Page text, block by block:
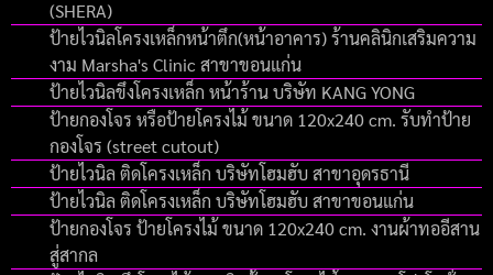
(SHERA)
ป้ายไวนิลโครงเหล็กหน้าตึก(หน้าอาคาร) ร้านคลินิกเสริมความ
งาม Marsha's Clinic สาขาขอนแก่น
ป้ายไวนิลขึงโครงเหล็ก หน้าร้าน บริษัท KANG YONG
ป้ายกองโจร หรือป้ายโครงไม้ ขนาด 120x240 cm. รับทำป้าย
กองโจร (street cutout)
ป้ายไวนิล ติดโครงเหล็ก บริษัทโฮมฮับ สาขาอุดรธานี
ป้ายไวนิล ติดโครงเหล็ก บริษัทโฮมฮับ สาขาขอนแก่น
ป้ายกองโจร ป้ายโครงไม้ ขนาด 120x240 cm. งานผ้าทออีสาน
สู่สากล